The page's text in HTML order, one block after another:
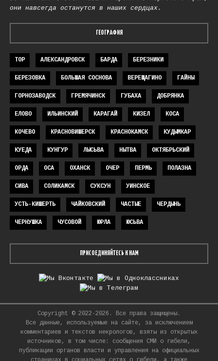
они навсегда останутся в наших сердцах.
ГЕОГРАФИЯ
TOP АЛЕКСАНДРОВСК БАРДА БЕРЕЗНИКИ
БЕРЕЗОВКА БОЛЬШАЯ СОСНОВА ВЕРЕЩАГИНО ГАЙНЫ
ГОРНОЗАВОДСК ГРЕМЯЧИНСК ГУБАХА ДОБРЯНКА
ЕЛОВО ИЛЬИНСКИЙ КАРАГАЙ КИЗЕЛ КОСА
КОЧЕВО КРАСНОВИШЕРСК КРАСНОКАМСК КУДЫМКАР
КУЕДА КУНГУР ЛЫСЬВА НЫТВА ОКТЯБРЬСКИЙ
ОРДА ОСА ОХАНСК ОЧЕР ПЕРМЬ ПОЛАЗНА
СИВА СОЛИКАМСК СУКСУН УИНСКОЕ
УСТЬ-КИШЕРТЬ ЧАЙКОВСКИЙ ЧАСТЫЕ ЧЕРДЫНЬ
ЧЕРНУШКА ЧУСОВОЙ ЮРЛА ЮСЬВА
ПРИСОЕДИНЯЙТЕСЬ К НАМ
Copyright © 2022-2026. Все права защищены.
Все данные, используемые на сайте, за исключением
комментариев и текстов некрологов, взяты из открытых
источников, в том числе: сообщения СМИ о гибели,
публикации органов власти и управления на официальных